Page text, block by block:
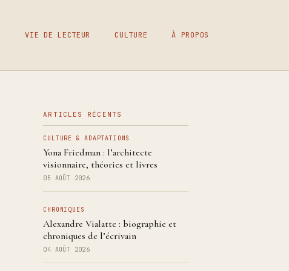
VIE DE LECTEUR CULTURE À PROPOS
ARTICLES RÉCENTS
CULTURE & ADAPTATIONS
Yona Friedman : l’architecte
visionnaire, théories et livres
05 AOÛT 2026
CHRONIQUES
Alexandre Vialatte : biographie et
chroniques de l’écrivain
04 AOÛT 2026